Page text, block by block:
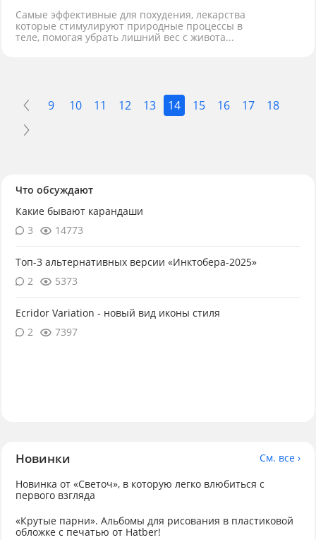
Самые эффективные для похудения, лекарства
которые стимулируют природные процессы в
теле, помогая убрать лишний вес с живота...
9 10 11 12 13 14 15 16 17 18
Что обсуждают
Какие бывают карандаши
3
14773
Топ-3 альтернативных версии «Инктобера-2025»
2
5373
Ecridor Variation - новый вид иконы стиля
2
7397
Новинки
См. все ›
Новинка от «Светоч», в которую легко влюбиться с
первого взгляда
«Крутые парни». Альбомы для рисования в пластиковой
обложке с печатью от Hatber!